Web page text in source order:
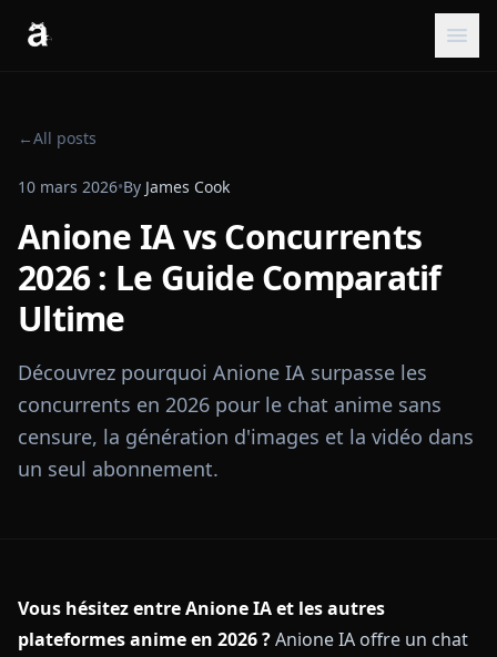
←All posts
10 mars 2026•By James Cook
Anione IA vs Concurrents
2026 : Le Guide Comparatif
Ultime
Découvrez pourquoi Anione IA surpasse les
concurrents en 2026 pour le chat anime sans
censure, la génération d'images et la vidéo dans
un seul abonnement.
Vous hésitez entre Anione IA et les autres
plateformes anime en 2026 ?Anione IA offre un chat